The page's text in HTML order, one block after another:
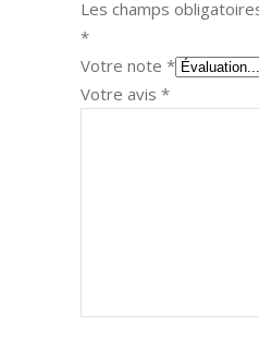
Les champs
*
Votre note *
Votre avis *